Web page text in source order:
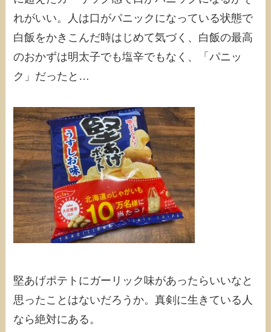
れがいい。人は口がパニックになっている状態で
白飯をかきこんだ時はじめて気づく、白飯の最高
のおかずは明太子でも塩辛でもなく、「パニッ
ク」だったと…
堅あげポテトにガーリック味があったらいいなと
思ったことはないだろうか。真剣に生きている人
なら絶対にある。